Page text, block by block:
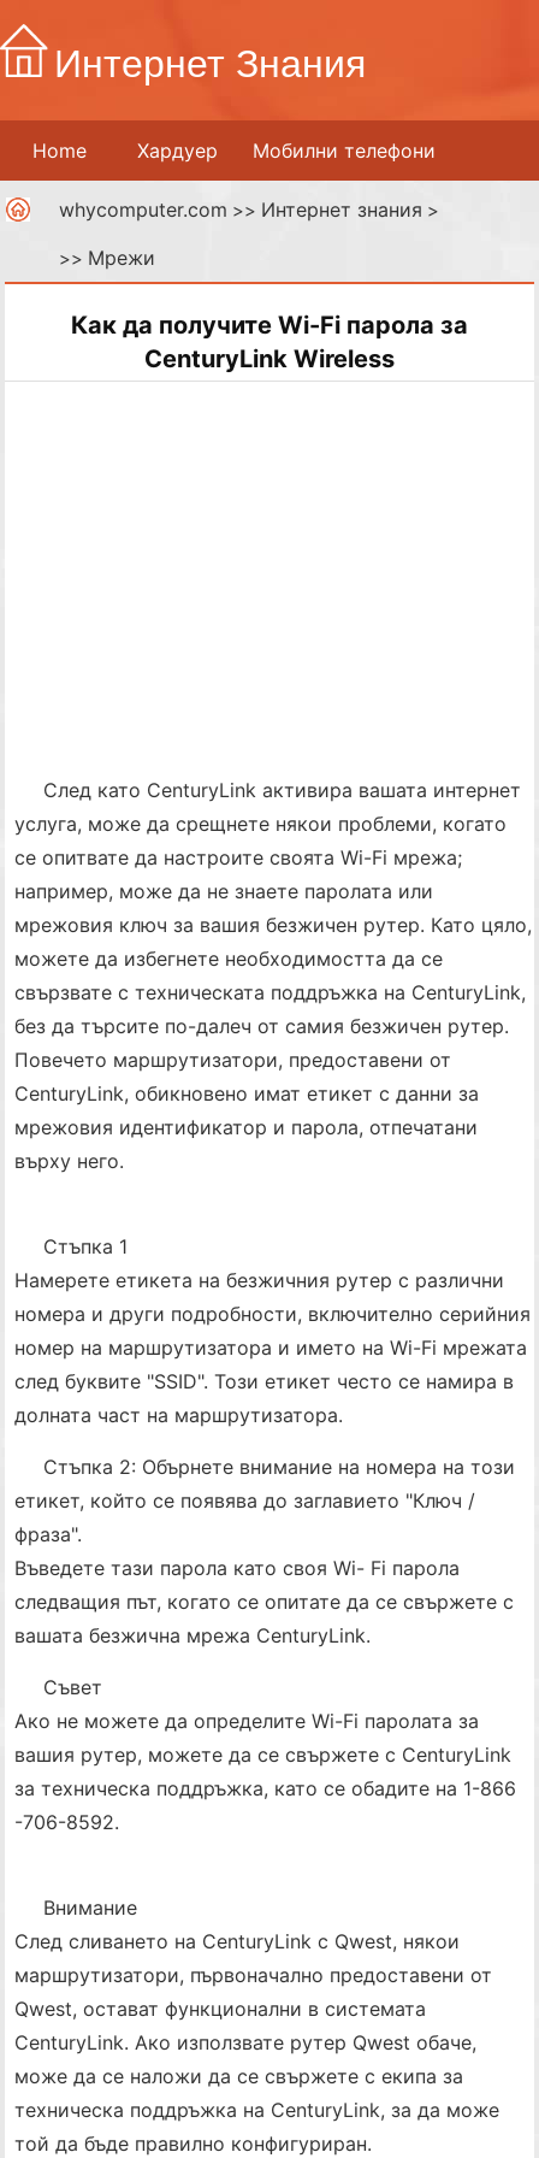
Интернет Знания
Home Хардуер Мобилни телефони
Принтери Мрежи Интернет
Дигитални медии
whycomputer.com >> Интернет знания >
>> Мрежи
Как да получите Wi-Fi парола за
CenturyLink Wireless
След като CenturyLink активира вашата интернет
услуга, може да срещнете някои проблеми, когато
се опитвате да настроите своята Wi-Fi мрежа;
например, може да не знаете паролата или
мрежовия ключ за вашия безжичен рутер. Като цяло,
можете да избегнете необходимостта да се
свързвате с техническата поддръжка на CenturyLink,
без да търсите по-далеч от самия безжичен рутер.
Повечето маршрутизатори, предоставени от
CenturyLink, обикновено имат етикет с данни за
мрежовия идентификатор и парола, отпечатани
върху него.
Стъпка 1
Намерете етикета на безжичния рутер с различни
номера и други подробности, включително серийния
номер на маршрутизатора и името на Wi-Fi мрежата
след буквите "SSID". Този етикет често се намира в
долната част на маршрутизатора.
Стъпка 2: Обърнете внимание на номера на този
етикет, който се появява до заглавието "Ключ /
фраза".
Въведете тази парола като своя Wi- Fi парола
следващия път, когато се опитате да се свържете с
вашата безжична мрежа CenturyLink.
Съвет
Ако не можете да определите Wi-Fi паролата за
вашия рутер, можете да се свържете с CenturyLink
за техническа поддръжка, като се обадите на 1-866
-706-8592.
Внимание
След сливането на CenturyLink с Qwest, някои
маршрутизатори, първоначално предоставени от
Qwest, остават функционални в системата
CenturyLink. Ако използвате рутер Qwest обаче,
може да се наложи да се свържете с екипа за
техническа поддръжка на CenturyLink, за да може
той да бъде правилно конфигуриран.